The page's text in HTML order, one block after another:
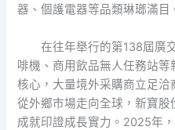
器、個護電器等品類琳瑯滿目
在往年舉行的第138屆廣
啡機、商用飲品無人任務站
核心，大量境外采購商立足洽
從外鄉市場走向全球，新寶
成就印證成長實力。2025年